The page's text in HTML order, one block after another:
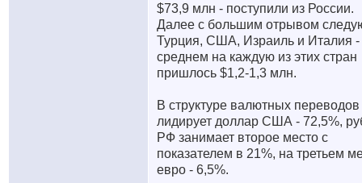
$73,9 млн - поступили из России.
Далее с большим отрывом
Турция, США, Израиль и Италия -
среднем на каждую из этих стран
пришлось $1,2-1,3 млн.
В структуре валютных переводов
лидирует доллар США - 72,5%,
РФ занимает второе место с
показателем в 21%, на третьем
евро - 6,5%.